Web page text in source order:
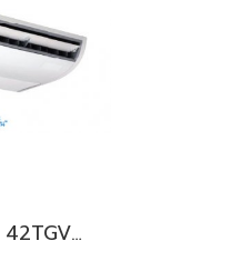
38TGV0481A3 / 42TGV0481CP แอร์แคเรียร์ รุ่นแขวนใต้ฝ้า ระบบอินเวอร์เตอร์ Carrier Under Ceiling Type Inverter น้ำยา R32 (380V./ไฟ 3 เฟส) พร้อมบริการติดตั้ง